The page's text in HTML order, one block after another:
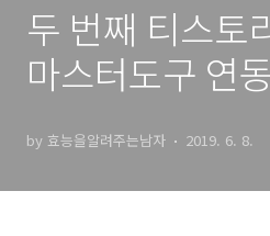
두 번째 티스토
마스터도구 연
by 효능을알려주는남자 2019. 6. 8.